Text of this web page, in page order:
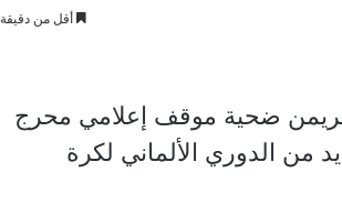
أقل من دقيقة
بريمن ضحية موقف إعلامي محرج
من الدوري الألماني لكرة